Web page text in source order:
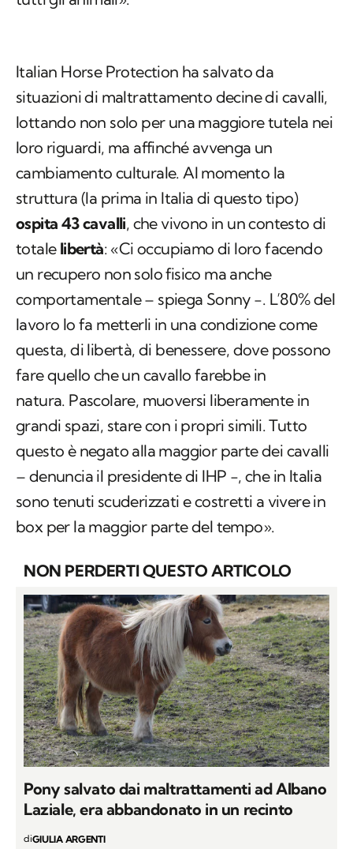
Italian Horse Protection ha salvato da
situazioni di maltrattamento decine di cavalli,
lottando non solo per una maggiore tutela nei
loro riguardi, ma affinché avvenga un
cambiamento culturale. Al momento la
struttura (la prima in Italia di questo tipo)
ospita 43 cavalli, che vivono in un contesto di
totale libertà: «Ci occupiamo di loro facendo
un recupero non solo fisico ma anche
comportamentale – spiega Sonny -. L’80% del
lavoro lo fa metterli in una condizione come
questa, di libertà, di benessere, dove possono
fare quello che un cavallo farebbe in
natura. Pascolare, muoversi liberamente in
grandi spazi, stare con i propri simili. Tutto
questo è negato alla maggior parte dei cavalli
– denuncia il presidente di IHP -, che in Italia
sono tenuti scuderizzati e costretti a vivere in
box per la maggior parte del tempo».
NON PERDERTI QUESTO ARTICOLO
Pony salvato dai maltrattamenti ad Albano
Laziale, era abbandonato in un recinto
diGIULIA ARGENTI